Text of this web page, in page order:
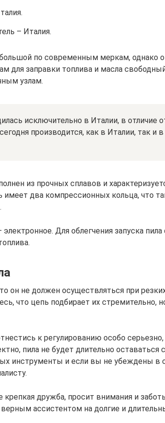
– Италия.
по современным меркам, однако
для заправки топлива и масла
узлам.
исключительно в Италии, в отличие
производится, как в Италии, так и
из прочных сплавов и
имеет два компрессионных кольца, что
Для облегчения запуска
он не должен осуществляться при
что цепь подбирает их стремительно,
к регулированию особо
пила не будет длительно оставаться
инструменты и если вы не убеждены в
крепкая дружба, просит внимания и
ассистентом на долгие и